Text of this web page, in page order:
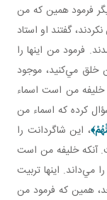
فرمود همين که من
گفتند او استاد
فرمود من اينها را
خلق مي‌کنيد، موجود
خليفه من است اسماء
کرده که اسماء من
﴾، اين شاگردانت را
خليفه من است
اينها تربيت
همين که فرمود من